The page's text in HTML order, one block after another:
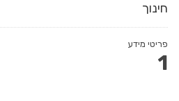
חינוך
פריטי מידע
1